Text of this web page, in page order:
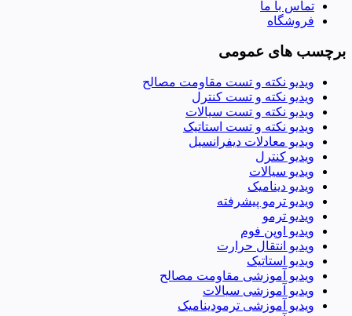
تماس با ما
فروشگاه
برچسب های عمومی
ویدیو نکته و تست مقاومت مصالح
ویدیو نکته و تست کنترل
ویدیو نکته و تست سیالات
ویدیو نکته و تست استاتیک
ویدیو معادلات دیفرانسیل
ویدیو کنترل
ویدیو سیالات
ویدیو دینامیک
ویدیو ترمو پیشرفته
ویدیو ترمو
ویدیو اوپن فوم
ویدیو انتقال حرارت
ویدیو استاتیک
ویدیو آموزشی مقاومت مصالح
ویدیو آموزشی سیالات
ویدیو آموزشی ترمودینامیک